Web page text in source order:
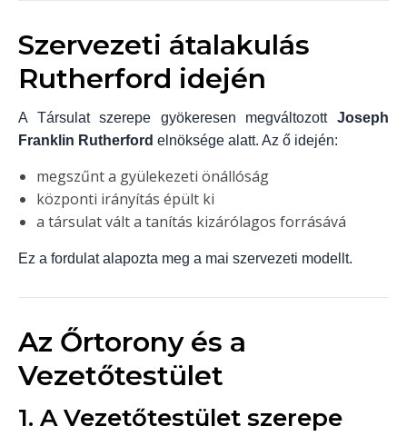
Szervezeti átalakulás
Rutherford idején
A Társulat szerepe gyökeresen megváltozott Joseph
Franklin Rutherford elnöksége alatt. Az ő idején:
megszűnt a gyülekezeti önállóság
központi irányítás épült ki
a társulat vált a tanítás kizárólagos forrásává
Ez a fordulat alapozta meg a mai szervezeti modellt.
Az Őrtorony és a
Vezetőtestület
1. A Vezetőtestület szerepe